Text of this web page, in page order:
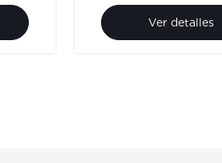
Ver detalles